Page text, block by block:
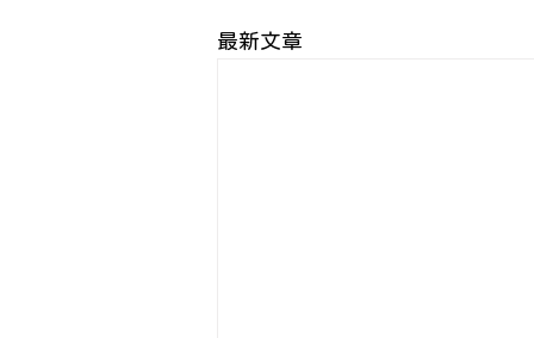
最新文章